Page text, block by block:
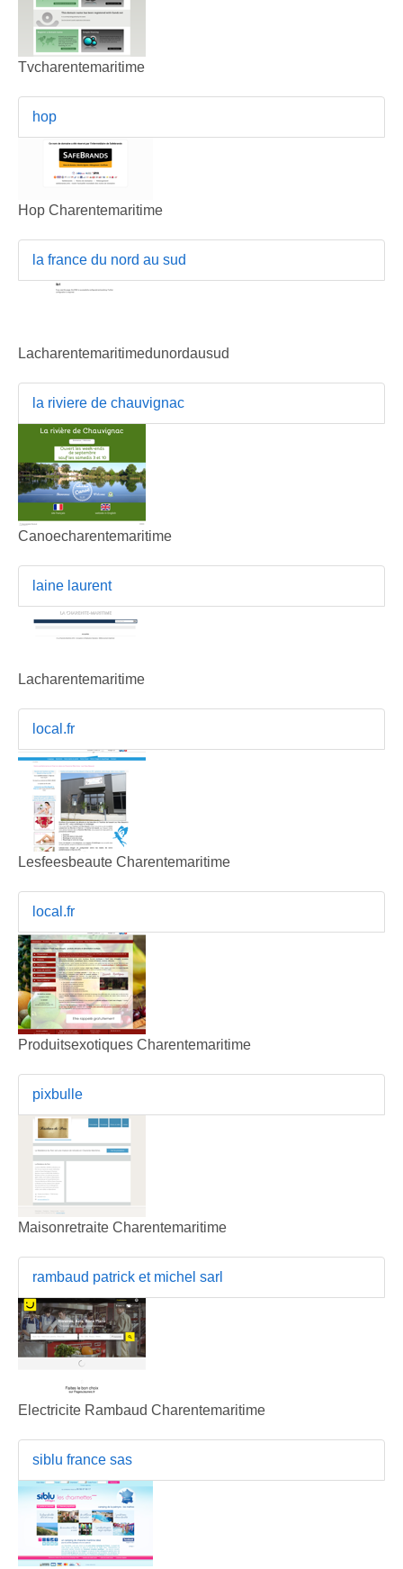
Tvcharentemaritime
hop
Hop Charentemaritime
la france du nord au sud
Lacharentemaritimedunordausud
la riviere de chauvignac
Canoecharentemaritime
laine laurent
Lacharentemaritime
local.fr
Lesfeesbeaute Charentemaritime
local.fr
Produitsexotiques Charentemaritime
pixbulle
Maisonretraite Charentemaritime
rambaud patrick et michel sarl
Electricite Rambaud Charentemaritime
siblu france sas